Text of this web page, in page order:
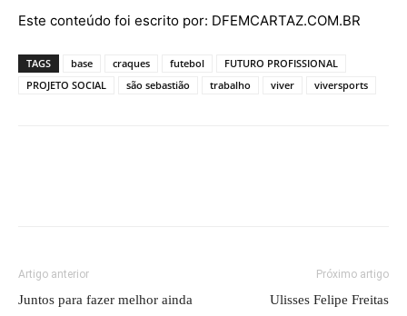
Este conteúdo foi escrito por: DFEMCARTAZ.COM.BR
TAGS base craques futebol
FUTURO PROFISSIONAL
PROJETO SOCIAL
são sebastião trabalho viver viversports
Artigo anterior
Juntos para fazer melhor ainda
Próximo artigo
Ulisses Felipe Freitas